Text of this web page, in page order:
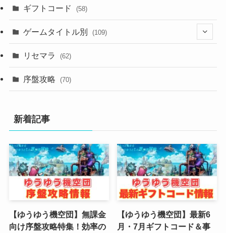
ギフトコード (58)
ゲームタイトル別 (109)
(2)
(2)
(4)
リセマラ (62)
序盤攻略 (70)
新着記事
【ゆうゆう機空団】無課金
向け序盤攻略特集！効率の
【ゆうゆう機空団】最新6
月・7月ギフトコード＆事